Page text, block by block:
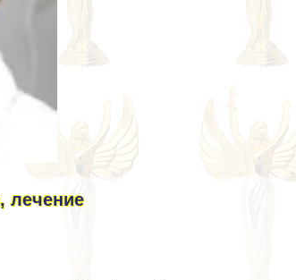
лечение